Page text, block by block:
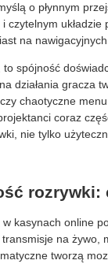
o płynnym
i czytelnym
na nawigacyjnych
spójność
działania gracza
chaotyczne
coraz
nie tylko
rozrywki:
w kasynach online
na żywo,
tworzą